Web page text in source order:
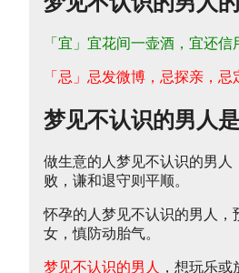
「宜」宜花间一壶酒，宜还信
「忌」忌发微博，忌探亲，忌
梦见不认识的男人
做生意的人梦见不认识的男人
败，谦和退守则平顺。
怀孕的人梦见不认识的男人，
女，慎防动胎气。
梦见不认识的男人
，想玩乐